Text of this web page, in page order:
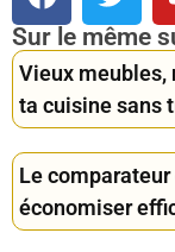
Sur le même
Vieux meubles,
ta cuisine sans
Le
économiser